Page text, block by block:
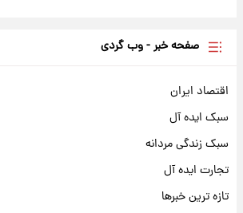
صفحه خبر - وب گردی
اقتصاد ایران
سبک ایده آل
سبک زندگی مردانه
تجارت ایده آل
تازه ترین خبرها